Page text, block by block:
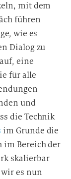
mit dem
führen
wie es
Dialog zu
eine
für alle
und
die Technik
im Grunde die
im Bereich der
skalierbar
es nun